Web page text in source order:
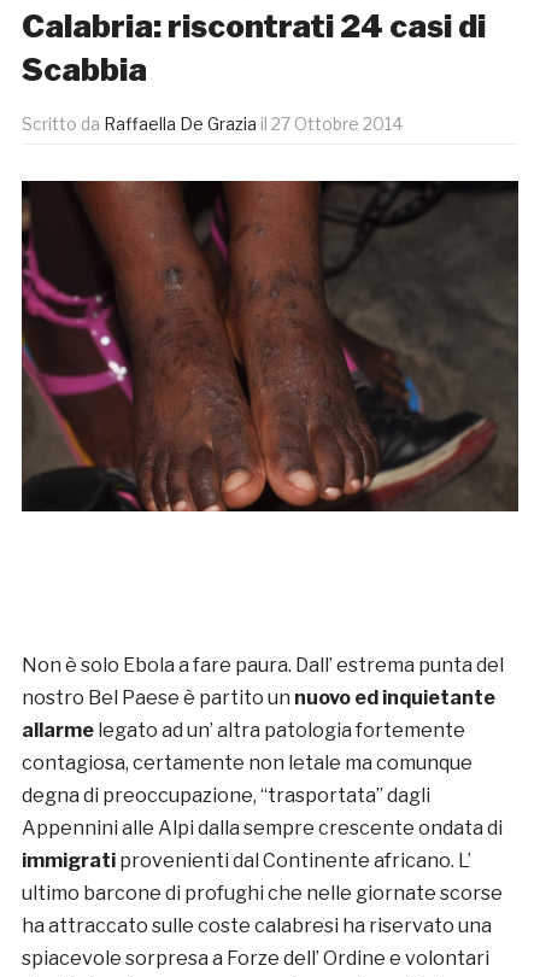
Calabria: riscontrati 24 casi di
Scabbia
Scritto da Raffaella De Grazia il 27 Ottobre 2014
Non è solo Ebola a fare paura. Dall’ estrema punta del
nostro Bel Paese è partito un nuovo ed inquietante
allarmelegato ad un’ altra patologia fortemente
contagiosa, certamente non letale ma comunque
degna di preoccupazione, “trasportata” dagli
Appennini alle Alpi dalla sempre crescente ondata di
immigratiprovenienti dal Continente africano. L’
ultimo barcone di profughi che nelle giornate scorse
ha attraccato sulle coste calabresi ha riservato una
spiacevole sorpresa a Forze dell’ Ordine e volontari